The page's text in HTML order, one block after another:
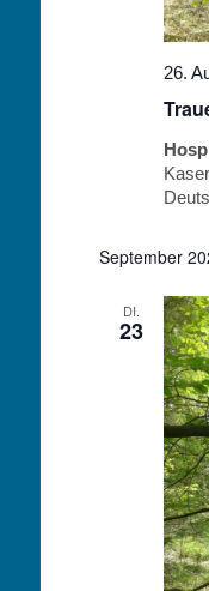
26.
September
DI.
23